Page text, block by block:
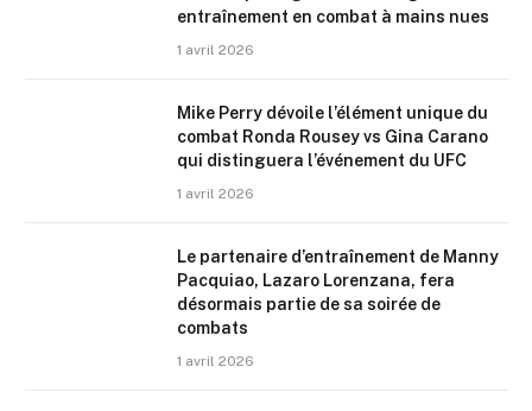
entraînement en combat à mains nues
1 avril 2026
Mike Perry dévoile l’élément unique du
combat Ronda Rousey vs Gina Carano
qui distinguera l’événement du UFC
1 avril 2026
Le partenaire d’entraînement de Manny
Pacquiao, Lazaro Lorenzana, fera
désormais partie de sa soirée de
combats
1 avril 2026